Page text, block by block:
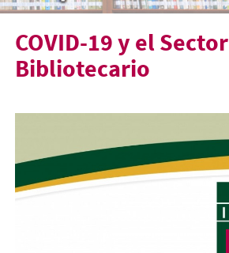
COVID-19 y el Sector
Bibliotecario